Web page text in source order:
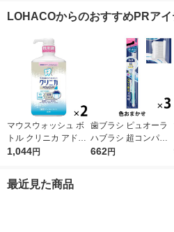
ミント 130g 2セット 130g 1セット（2本）
LOHACOからのおすすめPRアイ
マウスウォッシュ ボ
トル クリニカ アドバ
ンテージ デンタルリ
1セット（2本） ライ
1,044円
歯ブラシ ピュオーラ
ハブラシ 超コンパク
ト ふつう 1セット（3
662円
最近見た商品